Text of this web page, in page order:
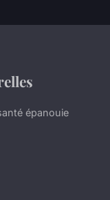
épanouie